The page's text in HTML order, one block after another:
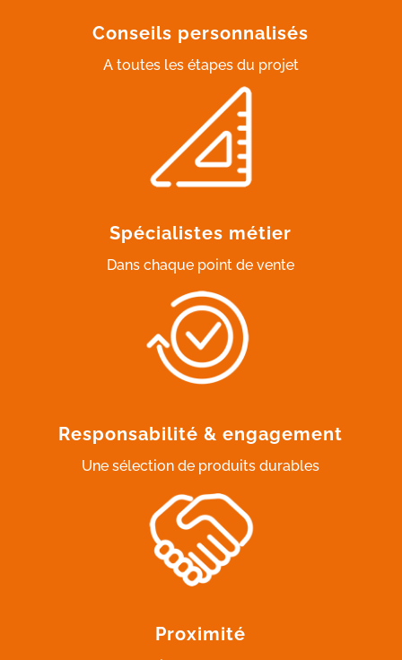
Conseils personnalisés
A toutes les étapes du projet
Spécialistes métier
Dans chaque point de vente
Responsabilité & engagement
Une sélection de produits durables
Proximité